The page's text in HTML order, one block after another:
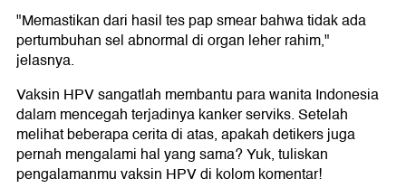
"Memastikan dari hasil tes pap smear bahwa tidak ada
pertumbuhan sel abnormal di organ leher rahim,"
jelasnya.
Vaksin HPV sangatlah membantu para wanita Indonesia
dalam mencegah terjadinya kanker serviks. Setelah
melihat beberapa cerita di atas, apakah detikers juga
pernah mengalami hal yang sama? Yuk, tuliskan
pengalamanmu vaksin HPV di kolom komentar!